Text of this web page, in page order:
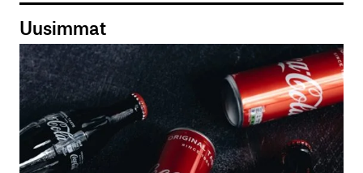
Uusimmat